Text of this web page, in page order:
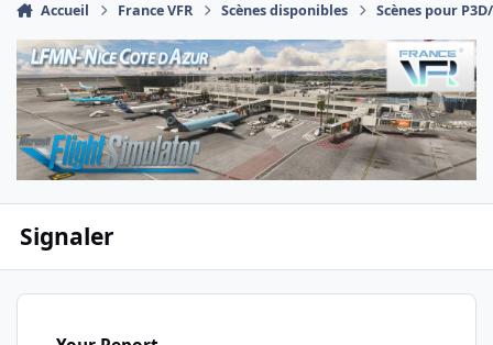
Accueil France VFR Scènes disponibles Scènes pour
Signaler